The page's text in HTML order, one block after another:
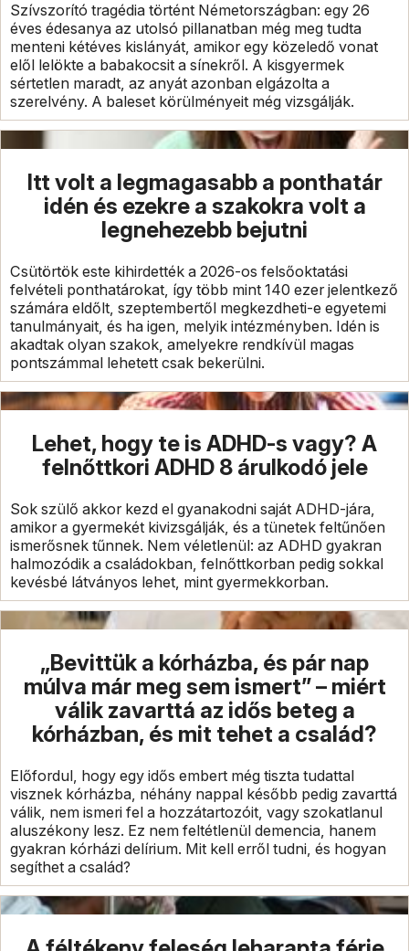
Szívszorító tragédia történt Németországban: egy 26
éves édesanya az utolsó pillanatban még meg tudta
menteni kétéves kislányát, amikor egy közeledő vonat
elől lelökte a babakocsit a sínekről. A kisgyermek
sértetlen maradt, az anyát azonban elgázolta a
szerelvény. A baleset körülményeit még vizsgálják.
Itt volt a legmagasabb a ponthatár
idén és ezekre a szakokra volt a
legnehezebb bejutni
Csütörtök este kihirdették a 2026-os felsőoktatási
felvételi ponthatárokat, így több mint 140 ezer jelentkező
számára eldőlt, szeptembertől megkezdheti-e egyetemi
tanulmányait, és ha igen, melyik intézményben. Idén is
akadtak olyan szakok, amelyekre rendkívül magas
pontszámmal lehetett csak bekerülni.
Lehet, hogy te is ADHD-s vagy? A
felnőttkori ADHD 8 árulkodó jele
Sok szülő akkor kezd el gyanakodni saját ADHD-jára,
amikor a gyermekét kivizsgálják, és a tünetek feltűnően
ismerősnek tűnnek. Nem véletlenül: az ADHD gyakran
halmozódik a családokban, felnőttkorban pedig sokkal
kevésbé látványos lehet, mint gyermekkorban.
„Bevittük a kórházba, és pár nap
múlva már meg sem ismert” – miért
válik zavarttá az idős beteg a
kórházban, és mit tehet a család?
Előfordul, hogy egy idős embert még tiszta tudattal
visznek kórházba, néhány nappal később pedig zavarttá
válik, nem ismeri fel a hozzátartozóit, vagy szokatlanul
aluszékony lesz. Ez nem feltétlenül demencia, hanem
gyakran kórházi delírium. Mit kell erről tudni, és hogyan
segíthet a család?